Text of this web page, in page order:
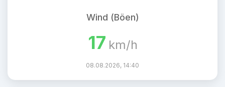
Wind (Böen)
17 km/h
08.08.2026, 14:40